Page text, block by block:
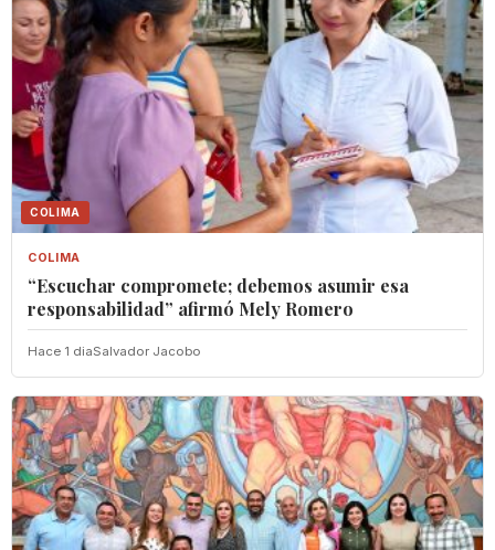
COLIMA
COLIMA
“Escuchar compromete; debemos asumir esa
responsabilidad” afirmó Mely Romero
Hace 1 diaSalvador Jacobo